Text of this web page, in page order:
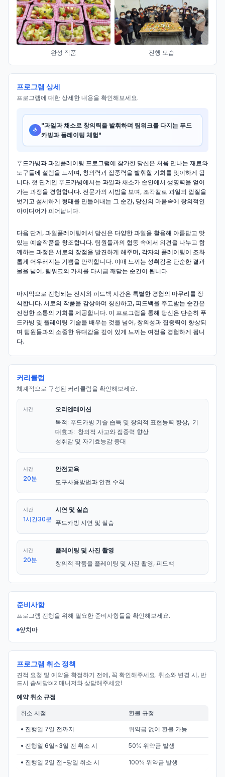
완성 작품 진행 모습
프로그램 상세
프로그램에 대한 상세한 내용을 확인해보세요.
"과일과 채소로 창의력을 발휘하며 팀워크를 다지는 푸드
카빙과 플레이팅 체험"
푸드카빙과 과일플레이팅 프로그램에 참가한 당신은 처음 만나는 재료와
도구들에 설렘을 느끼며, 창의력과 집중력을 발휘할 기회를 맞이하게 됩
니다. 첫 단계인 푸드카빙에서는 과일과 채소가 손안에서 생명력을 얻어
가는 과정을 경험합니다. 전문가의 시범을 보며, 조각칼로 과일의 껍질을
벗기고 섬세하게 형태를 만들어내는 그 순간, 당신의 마음속에 창의적인
아이디어가 피어납니다.
다음 단계, 과일플레이팅에서 당신은 다양한 과일을 활용해 아름답고 맛
있는 예술작품을 창조합니다. 팀원들과의 협동 속에서 의견을 나누고 함
께하는 과정은 서로의 장점을 발견하게 해주며, 각자의 플레이팅이 조화
롭게 어우러지는 기쁨을 만끽합니다. 이때 느끼는 성취감은 단순한 결과
물을 넘어, 팀워크의 가치를 다시금 깨닫는 순간이 됩니다.
마지막으로 진행되는 전시와 피드백 시간은 특별한 경험의 마무리를 장
식합니다. 서로의 작품을 감상하며 칭찬하고, 피드백을 주고받는 순간은
진정한 소통의 기회를 제공합니다. 이 프로그램을 통해 당신은 단순히 푸
드카빙 및 플레이팅 기술을 배우는 것을 넘어, 창의성과 집중력이 향상되
며 팀원들과의 소중한 유대감을 깊이 있게 느끼는 여정을 경험하게 됩니
다.
커리큘럼
체계적으로 구성된 커리큘럼을 확인해보세요.
시간
오리엔테이션
목적: 푸드카빙 기술 습득 및 창의적 표현능력 향상,  기
대효과:  창의적 사고와 집중력 향상
성취감 및 자기효능감 증대
시간
20분
안전교육
도구사용방법과 안전 수칙
시간
1시간30분
시연 및 실습
푸드카빙 시연 및 실습
시간
20분
플레이팅 및 사진 촬영
창의적 작품을 플레이팅 및 사진 촬영, 피드백
준비사항
프로그램 진행을 위해 필요한 준비사항들을 확인해보세요.
앞치마
프로그램 취소 정책
견적 요청 및 예약을 확정하기 전에, 꼭 확인해주세요. 취소와 변경 시, 반
드시 솜씨당biz 매니저와 상담해주세요!
예약 취소 규정
취소 시점 환불 규정
• 진행일 7일 전까지 위약금 없이 환불 가능
• 진행일 6일~3일 전 취소 시 50% 위약금 발생
• 진행일 2일 전~당일 취소 시 100% 위약금 발생